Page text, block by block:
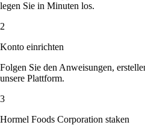
legen Sie in Minuten los.
2
Konto einrichten
Folgen Sie den Anweisungen,
unsere Plattform.
3
Hormel Foods Corporation staken